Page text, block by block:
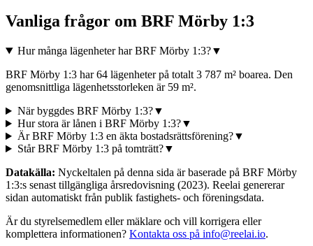
Vanliga frågor om BRF Mörby 1:3
Hur många lägenheter har BRF Mörby 1:3?▼
BRF Mörby 1:3 har 64 lägenheter på totalt 3 787 m² boarea. Den
genomsnittliga lägenhetsstorleken är 59 m².
När byggdes BRF Mörby 1:3?▼
Hur stora är lånen i BRF Mörby 1:3?▼
Är BRF Mörby 1:3 en äkta bostadsrättsförening?▼
Står BRF Mörby 1:3 på tomträtt?▼
Datakälla: Nyckeltalen på denna sida är baserade på BRF Mörby
1:3:s senast tillgängliga årsredovisning (2023). Reelai genererar
sidan automatiskt från publik fastighets- och föreningsdata.
Är du styrelsemedlem eller mäklare och vill korrigera eller
komplettera informationen? Kontakta oss på info@reelai.io.